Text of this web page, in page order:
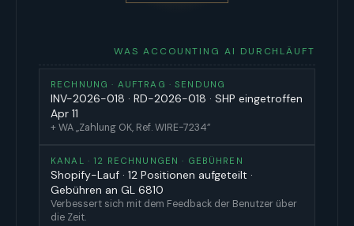
WAS ACCOUNTING AI DURCHLÄUFT
RECHNUNG · AUFTRAG · SENDUNG
INV-2026-018 · RD-2026-018 · SHP eingetroffen
Apr 11
+ WA „Zahlung OK, Ref. WIRE-7234”
KANAL · 12 RECHNUNGEN · GEBÜHREN
Shopify-Lauf · 12 Positionen aufgeteilt ·
Gebühren an GL 6810
Verbessert sich mit dem Feedback der Benutzer über
die Zeit.